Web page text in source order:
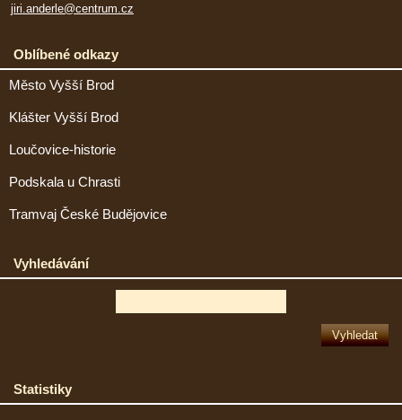
jiri.anderle@centrum.cz
Oblíbené odkazy
Město Vyšší Brod
Klášter Vyšší Brod
Loučovice-historie
Podskala u Chrasti
Tramvaj České Budějovice
Vyhledávání
Statistiky